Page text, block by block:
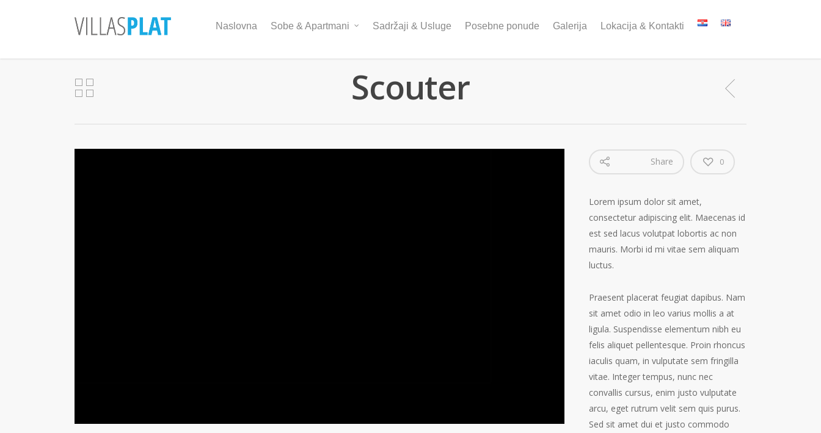
Naslovna Sobe & Apartmani Sadržaji & Usluge Posebne ponude Galerija Lokacija & Kontakti
Scouter
Share 0
Lorem ipsum dolor sit amet,
consectetur adipiscing elit. Maecenas id
est sed lacus volutpat lobortis ac non
mauris. Morbi id mi vitae sem aliquam
luctus.
Praesent placerat feugiat dapibus. Nam
sit amet odio in leo varius mollis a at
ligula. Suspendisse elementum nibh eu
felis aliquet pellentesque. Proin rhoncus
iaculis quam, in vulputate sem fringilla
vitae. Integer tempus, nunc nec
convallis cursus, enim justo vulputate
arcu, eget rutrum velit sem quis purus.
Sed sit amet dui et justo commodo